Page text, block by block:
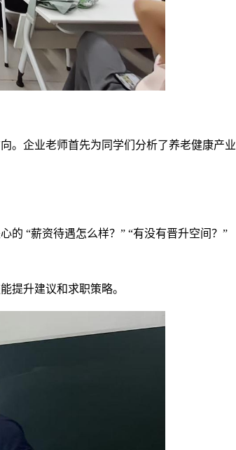
。企业老师首先为同学们分析了养老健康产业
的 “薪资待遇怎么样？” “有没有晋升空间？”
提升建议和求职策略。